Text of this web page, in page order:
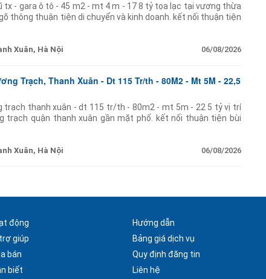
tx - gara ô tô - 45 m2 - mt 4 m - 17 8 tỷ tọa lạc tại vương thừa
thông thuận tiện di chuyển và kinh doanh. kết nối thuận tiện
Xuân, Hà Nội 06/08/2026
Trạch, Thanh Xuân - Dt 115 Tr/th - 80M2 - Mt 5M - 22,5
trạch thanh xuân - dt 115 tr/th - 80m2 - mt 5m - 22 5 tỷ vị trí
trạch quận thanh xuân gần mặt phố. kết nối thuận tiện bùi
Xuân, Hà Nội 06/08/2026
động
giúp
bán
biết
Hướng dẫn
Bảng giá dịch vụ
Quy định đăng tin
Liên hệ